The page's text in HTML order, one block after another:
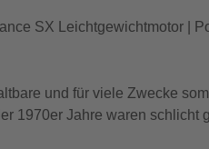
SX Leichtgewichtmotor |
und für viele Zwecke
1970er Jahre waren